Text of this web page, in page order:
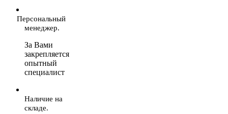
Персональный
менеджер.
За Вами
закрепляется
опытный
специалист
Наличие на
складе.